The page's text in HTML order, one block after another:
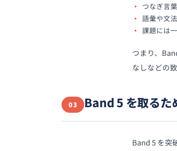
つなぎ言
語彙や文
課題には
つまり、
なしなどの
03 Band 5 を取るた
Band 5 を突